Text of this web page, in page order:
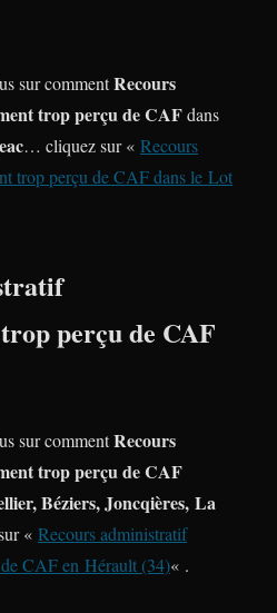
sur commentRecours
trop perçu de CAFdans
… cliquez sur « Recours
trop perçu de CAF dans le Lot
perçu de CAF
sur commentRecours
trop perçu de CAF
Béziers, Joncqières, La
« Recours administratif
CAF en Hérault (34)« .